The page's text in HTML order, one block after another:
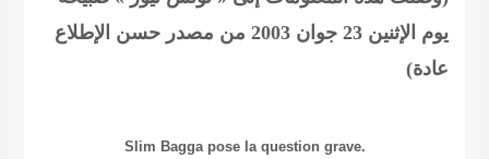
يوم الإثنين 23 جوان 2003 من مصدر حسن الإطلاع
عادة)
Slim Bagga pose la question grave.